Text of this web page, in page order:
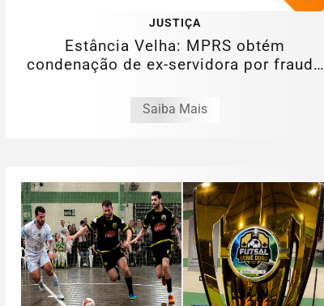
JUSTIÇA
Estância Velha: MPRS obtém
condenação de ex-servidora por fraude
Saiba Mais